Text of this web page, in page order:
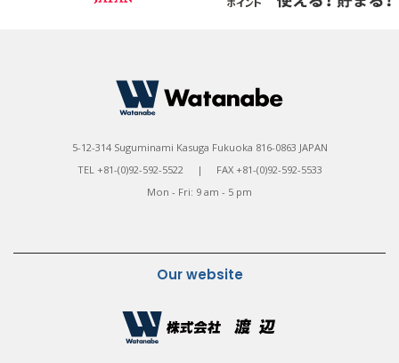
5-12-314 Suguminami Kasuga Fukuoka 816-0863 JAPAN
TEL +81-(0)92-592-5522 | FAX +81-(0)92-592-5533
Mon - Fri: 9 am - 5 pm
Our website